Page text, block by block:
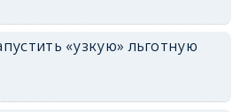
«узкую» льготную